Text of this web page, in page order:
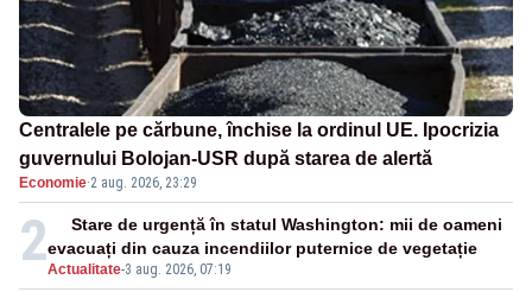
Centralele pe cărbune, închise la ordinul UE. Ipocrizia
guvernului Bolojan-USR după starea de alertă
Economie·2 aug. 2026, 23:29
2Actualitate-3 aug. 2026, 07:19
Stare de urgență în statul Washington: mii de oameni
evacuați din cauza incendiilor puternice de vegetație